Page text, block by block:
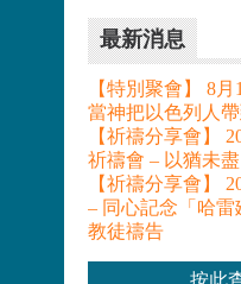
最新消息
【特別聚會】 8
當神把以色列人
【祈禱分享會】
祈禱會 – 以猶未
【祈禱分享會】
– 同心記念「哈
教徒禱告